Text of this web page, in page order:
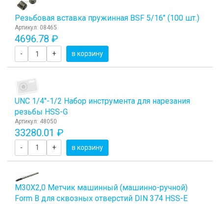
Резьбовая вставка пружинная BSF 5/16" (100 шт.)
Артикул: 08465
4696.78 ₽
- + в корзину
UNC 1/4"-1/2 Набор инструмента для нарезания
резьбы HSS-G
Артикул: 48050
33280.01 ₽
- + в корзину
М30Х2,0 Метчик машинный (машинно-ручной)
Form B для сквозных отверстий DIN 374 HSS-E